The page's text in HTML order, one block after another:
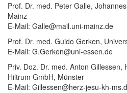
Prof. Dr. med. Peter Galle,
Mainz
E-Mail: Galle@mail.uni-mainz.de
Prof. Dr. med. Guido Gerken,
E-Mail: G.Gerken@uni-essen.de
Priv. Doz. Dr. med. Anton Gillessen,
Hiltrum GmbH, Münster
E-Mail: Gillessen@herz-jesu-kh-